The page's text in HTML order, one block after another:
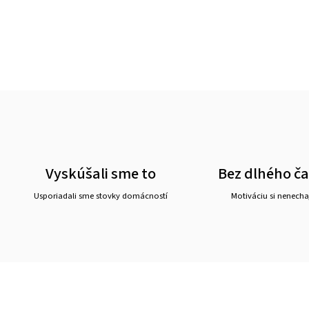
Vyskúšali sme to
Usporiadali sme stovky domácností
Bez dlhého
Motiváciu si